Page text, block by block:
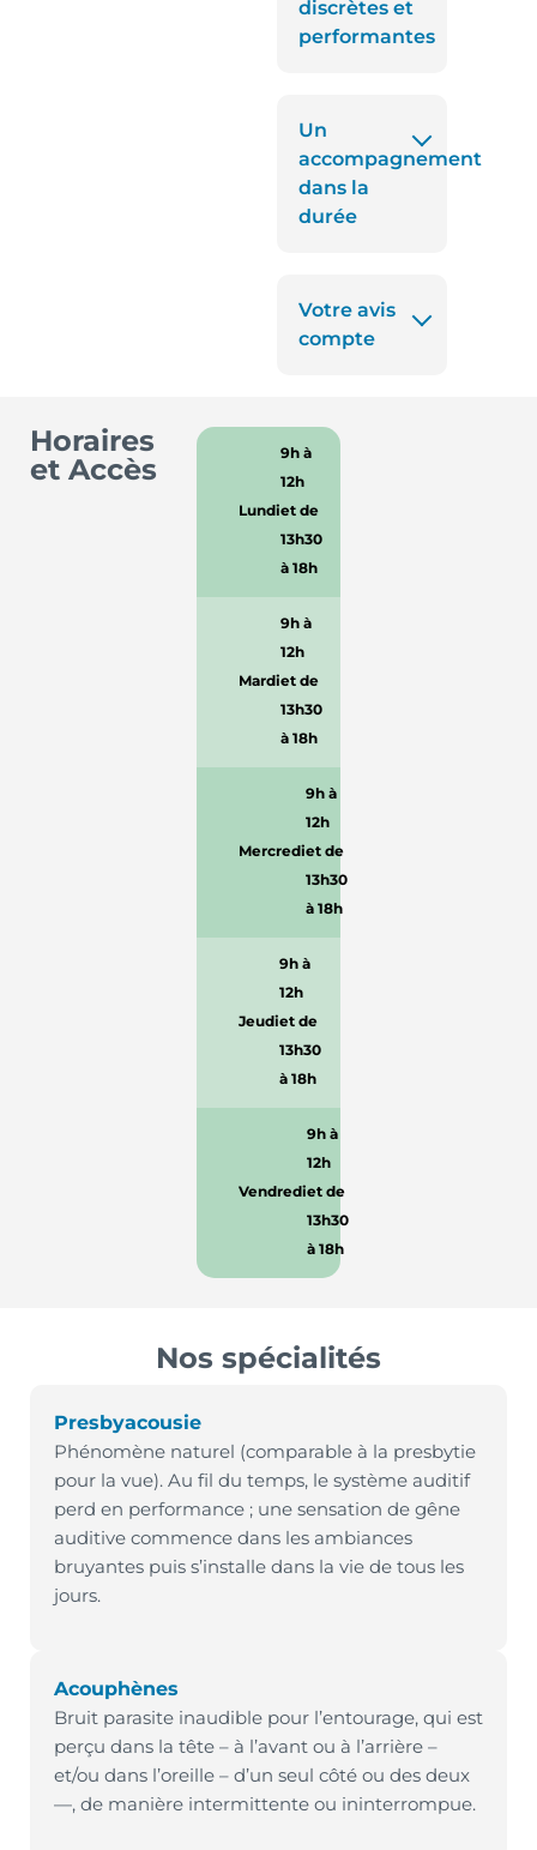
discrètes et
performantes
Un
accompagnement
dans la
durée
Votre avis
compte
Horaires
et Accès
Lundi
9h à
12h
et de
13h30
à 18h
Mardi
9h à
12h
et de
13h30
à 18h
Mercredi
9h à
12h
et de
13h30
à 18h
Jeudi
9h à
12h
et de
13h30
à 18h
Vendredi
9h à
12h
et de
13h30
à 18h
Nos spécialités
Presbyacousie
Phénomène naturel (comparable à la presbytie
pour la vue). Au fil du temps, le système auditif
perd en performance ; une sensation de gêne
auditive commence dans les ambiances
bruyantes puis s’installe dans la vie de tous les
jours.
Acouphènes
Bruit parasite inaudible pour l’entourage, qui est
perçu dans la tête – à l’avant ou à l’arrière –
et/ou dans l’oreille – d’un seul côté ou des deux
—, de manière intermittente ou ininterrompue.